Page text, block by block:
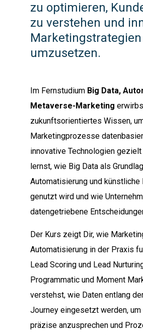
zu optimieren,
zu verstehen und
Marketingstrategien
umzusetzen.
Im Fernstudium Big Data,
Metaverse-Marketing
zukunftsorientiertes Wissen,
Marketingprozesse
innovative Technologien
lernst, wie Big Data als
Automatisierung und
genutzt wird und wie
datengetriebene
Der Kurs zeigt Dir, wie
Automatisierung in der Praxis
Lead Scoring und Lead
Programmatic und Moment
verstehst, wie Daten entlang
Journey eingesetzt werden,
präzise anzusprechen und